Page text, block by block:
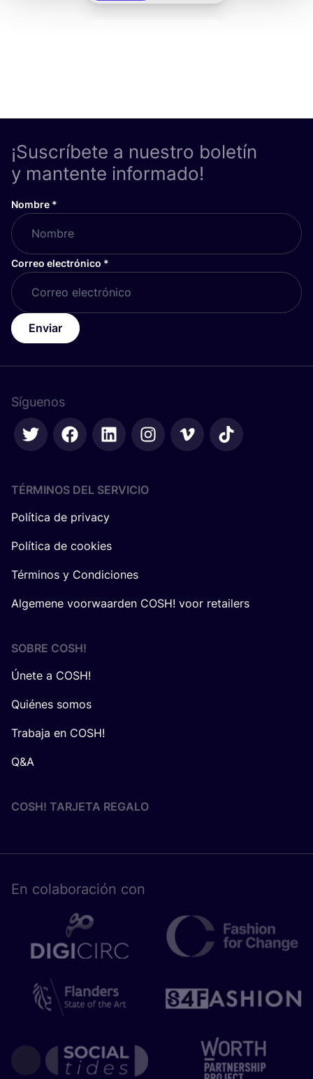
¡Suscríbete a nuestro boletín
y mantente informado!
Nombre *
Correo electrónico *
Enviar
Síguenos
TÉRMINOS DEL SERVICIO
Política de privacy
Política de cookies
Términos y Condiciones
Algemene voorwaarden COSH! voor retailers
SOBRE COSH!
Únete a COSH!
Quiénes somos
Trabaja en COSH!
Q&A
COSH! TARJETA REGALO
En cola­bo­ra­ción con